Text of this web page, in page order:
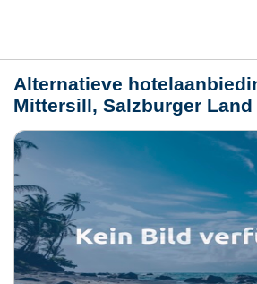
Alternatieve
Mittersill, Salzburger Land